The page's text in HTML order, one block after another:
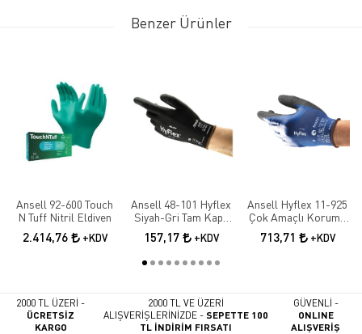
Benzer Ürünler
Ansell 92-600 Touch
N Tuff Nitril Eldiven
2.414,76 +KDV
Ansell 48-101 Hyflex
Siyah-Gri Tam Kaplı
Sensilite Poliüretan
Hassas İş Eldiveni
157,17 +KDV
Ansell Hyflex 11-925
Çok Amaçlı Koruma
İş Eldiveni
713,71 +KDV
2000 TL ÜZERİ -
ÜCRETSİZ
KARGO
2000 TL VE ÜZERİ
ALIŞVERİŞLERİNİZDE -SEPETTE 100
TL İNDİRİM FIRSATI
GÜVENLİ -
ONLINE
ALIŞVERİŞ